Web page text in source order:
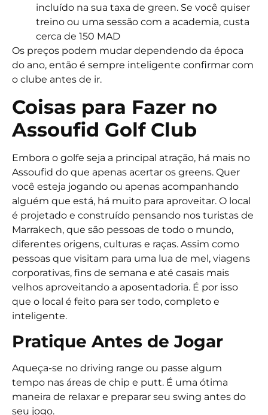
incluído na sua taxa de green. Se você quiser
treino ou uma sessão com a academia, custa
cerca de 150 MAD
Os preços podem mudar dependendo da época
do ano, então é sempre inteligente confirmar com
o clube antes de ir.
Coisas para Fazer no
Assoufid Golf Club
Embora o golfe seja a principal atração, há mais no
Assoufid do que apenas acertar os greens. Quer
você esteja jogando ou apenas acompanhando
alguém que está, há muito para aproveitar. O local
é projetado e construído pensando nos turistas de
Marrakech, que são pessoas de todo o mundo,
diferentes origens, culturas e raças. Assim como
pessoas que visitam para uma lua de mel, viagens
corporativas, fins de semana e até casais mais
velhos aproveitando a aposentadoria. É por isso
que o local é feito para ser todo, completo e
inteligente.
Pratique Antes de Jogar
Aqueça-se no driving range ou passe algum
tempo nas áreas de chip e putt. É uma ótima
maneira de relaxar e preparar seu swing antes do
seu jogo.